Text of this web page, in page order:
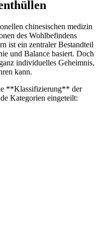
chinesischen medizin
des‍ Wohlbefindens
ist ein zentraler Bestandteil​
und Balance basiert. ‍Doch
individuelles Geheimnis,
kann.
**Klassifizierung**⁤ der⁣
Kategorien eingeteilt: